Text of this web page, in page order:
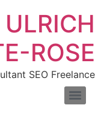
ROSE
SEO Freelance